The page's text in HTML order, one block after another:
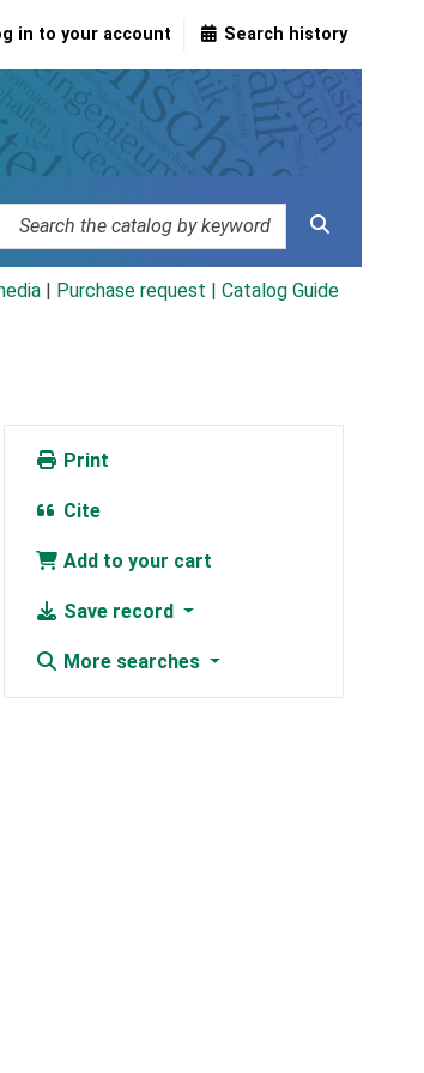
in to your account Search history
Purchase request | Catalog Guide
Print
Cite
Add to your cart
Save record
More searches